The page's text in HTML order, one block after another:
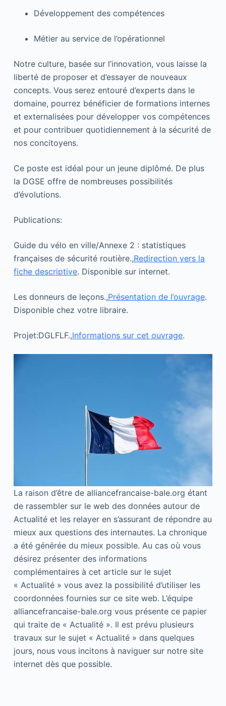
Développement des compétences
Métier au service de l’opérationnel
Notre culture, basée sur l’innovation, vous laisse la
liberté de proposer et d’essayer de nouveaux
concepts. Vous serez entouré d’experts dans le
domaine, pourrez bénéficier de formations internes
et externalisées pour développer vos compétences
et pour contribuer quotidiennement à la sécurité de
nos concitoyens.
Ce poste est idéal pour un jeune diplômé. De plus
la DGSE offre de nombreuses possibilités
d’évolutions.
Publications:
Guide du vélo en ville/Annexe 2 : statistiques
françaises de sécurité routière.,Redirection vers la
fiche descriptive. Disponible sur internet.
Les donneurs de leçons.,Présentation de l’ouvrage.
Disponible chez votre libraire.
Projet:DGLFLF.,Informations sur cet ouvrage.
La raison d’être de alliancefrancaise-bale.org étant
de rassembler sur le web des données autour de
Actualité et les relayer en s’assurant de répondre au
mieux aux questions des internautes. La chronique
a été générée du mieux possible. Au cas où vous
désirez présenter des informations
complémentaires à cet article sur le sujet
« Actualité » vous avez la possibilité d’utiliser les
coordonnées fournies sur ce site web. L’équipe
alliancefrancaise-bale.org vous présente ce papier
qui traite de « Actualité ». Il est prévu plusieurs
travaux sur le sujet « Actualité » dans quelques
jours, nous vous incitons à naviguer sur notre site
internet dès que possible.